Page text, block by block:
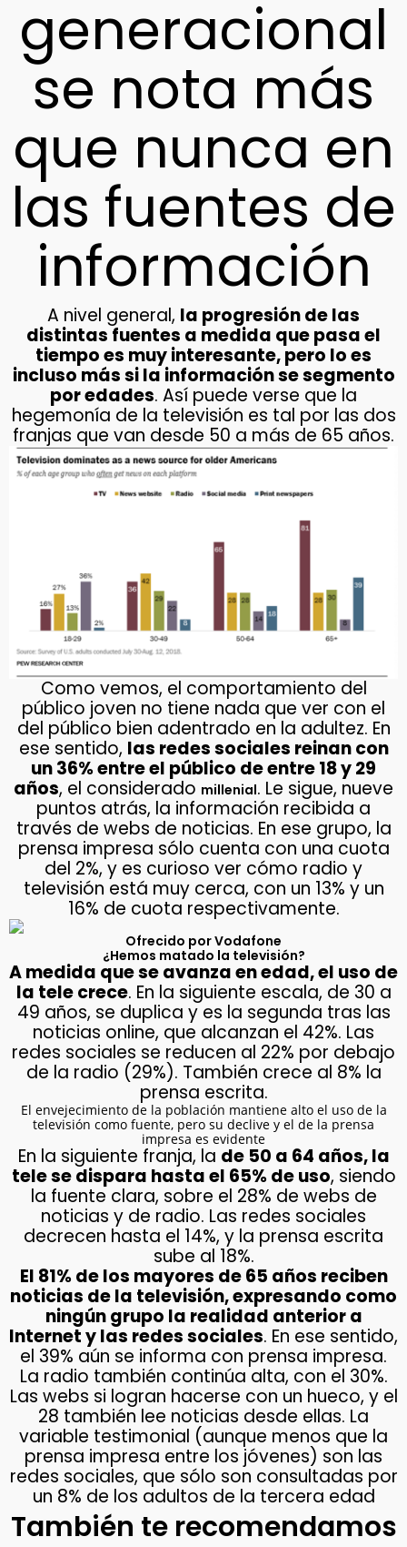
generacional
se nota más
que nunca en
las fuentes de
información
A nivel general, la progresión de las
distintas fuentes a medida que pasa el
tiempo es muy interesante, pero lo es
incluso más si la información se segmento
por edades. Así puede verse que la
hegemonía de la televisión es tal por las dos
franjas que van desde 50 a más de 65 años.
Como vemos, el comportamiento del
público joven no tiene nada que ver con el
del público bien adentrado en la adultez. En
ese sentido, las redes sociales reinan con
un 36% entre el público de entre 18 y 29
años, el considerado millenial. Le sigue, nueve
puntos atrás, la información recibida a
través de webs de noticias. En ese grupo, la
prensa impresa sólo cuenta con una cuota
del 2%, y es curioso ver cómo radio y
televisión está muy cerca, con un 13% y un
16% de cuota respectivamente.
Ofrecido por Vodafone
¿Hemos matado la televisión?
A medida que se avanza en edad, el uso de
la tele crece. En la siguiente escala, de 30 a
49 años, se duplica y es la segunda tras las
noticias online, que alcanzan el 42%. Las
redes sociales se reducen al 22% por debajo
de la radio (29%). También crece al 8% la
prensa escrita.
El envejecimiento de la población mantiene alto el uso de la
televisión como fuente, pero su declive y el de la prensa
impresa es evidente
En la siguiente franja, la de 50 a 64 años, la
tele se dispara hasta el 65% de uso, siendo
la fuente clara, sobre el 28% de webs de
noticias y de radio. Las redes sociales
decrecen hasta el 14%, y la prensa escrita
sube al 18%.
El 81% de los mayores de 65 años reciben
noticias de la televisión, expresando como
ningún grupo la realidad anterior a
Internet y las redes sociales. En ese sentido,
el 39% aún se informa con prensa impresa.
La radio también continúa alta, con el 30%.
Las webs si logran hacerse con un hueco, y el
28 también lee noticias desde ellas. La
variable testimonial (aunque menos que la
prensa impresa entre los jóvenes) son las
redes sociales, que sólo son consultadas por
un 8% de los adultos de la tercera edad
También te recomendamos